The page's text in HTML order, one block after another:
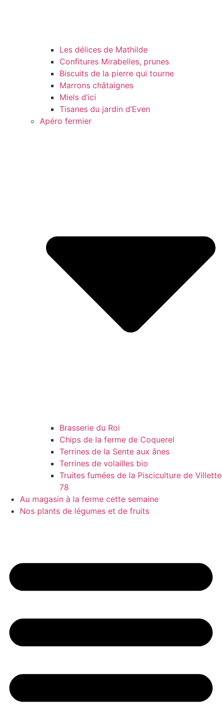
Les délices de Mathilde
Confitures Mirabelles, prunes
Biscuits de la pierre qui tourne
Marrons châtaignes
Miels d’ici
Tisanes du jardin d’Even
Apéro fermier
Brasserie du Roi
Chips de la ferme de Coquerel
Terrines de la Sente aux ânes
Terrines de volailles bio
Truites fumées de la Pisciculture de Villette
78
Au magasin à la ferme cette semaine
Nos plants de légumes et de fruits